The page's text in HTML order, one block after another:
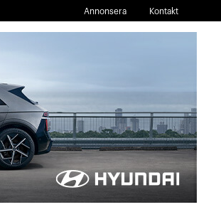
Annonsera Kontakt